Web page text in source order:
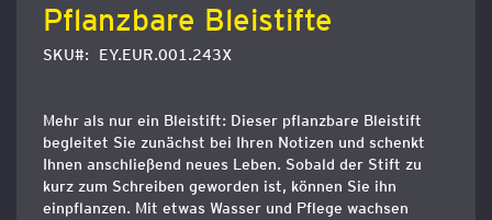
Pflanzbare Bleistifte
SKU EY.EUR.001.243X
Mehr als nur ein Bleistift: Dieser pflanzbare Bleistift
begleitet Sie zunächst bei Ihren Notizen und schenkt
Ihnen anschließend neues Leben. Sobald der Stift zu
kurz zum Schreiben geworden ist, können Sie ihn
einpflanzen. Mit etwas Wasser und Pflege wachsen